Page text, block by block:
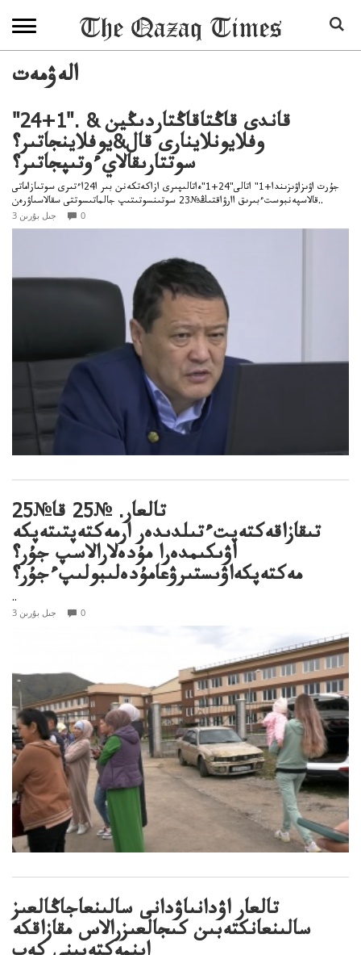
الەۋمەت
"24+1". قاندى قاڭتاقاڭتاردىڭين &
وفلايونلاينارى قال&يوفلاينجاتىر؟
سوتتارىقالايءوتىپجاتىر؟
جۇرت اۋىزاۋىزىندا+1" اتالى"24+1"ەاتالىپىرى ازاكەتكەنن بىر ا24اءتىرى سوتىازاماتى
قالاسپەنبوستءبىرىق اارۋاقتىڭ№23 سوتىنسوتىتىپ جالماتىسوتتى سقالاسىاۋرەن..
3 جىل بۇرىن 0
تالعار. №25 قا№25
تىقازاقەكتەپتءتىلدىدەر ارمەكتەپتىتەپكە
اۋىكىمدەرا مۇدەلارالاسپ جۇر؟
مەكتەپكەاۋىستىرۋعامۇدەلىبولىپءجۇر؟
..
3 جىل بۇرىن 0
تالعار اۋدانىاۋدانى سالىنعاجاڭالعىز
سالىنعانكتەبىن كىجالعىزرالاس مقازاقكە